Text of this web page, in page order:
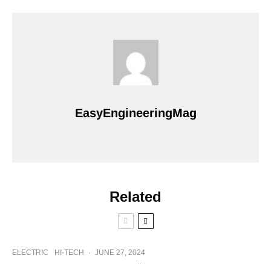
EasyEngineeringMag
Related
ELECTRIC HI-TECH · JUNE 27, 2024